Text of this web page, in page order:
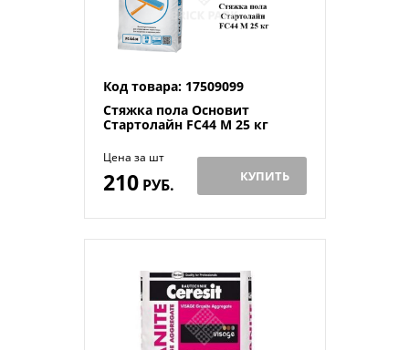
Код товара: 17509099
Стяжка пола Основит
Стартолайн FC44 M 25 кг
Цена за шт
210РУБ. КУПИТЬ